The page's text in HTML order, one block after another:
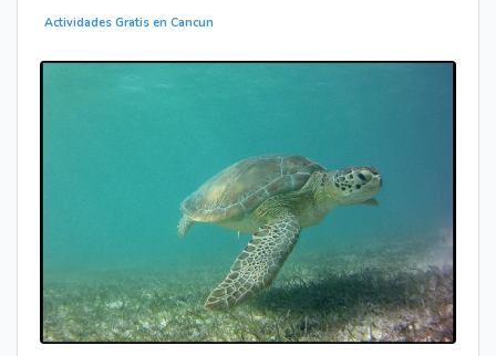
Actividades Gratis en Cancun